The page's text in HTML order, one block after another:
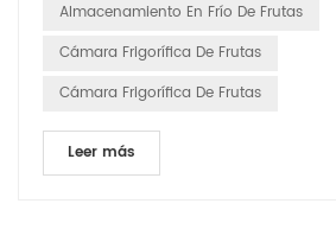
Almacenamiento En Frío De Frutas
Cámara Frigorífica De Frutas
Cámara Frigorífica De Frutas
Leer más